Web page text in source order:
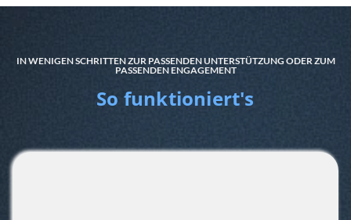
IN WENIGEN SCHRITTEN ZUR PASSENDEN UNTERSTÜTZUNG ODER ZUM
PASSENDEN ENGAGEMENT
So funktioniert's